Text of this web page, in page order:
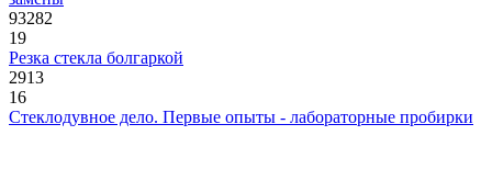
93282
19
Резка стекла болгаркой
2913
16
Стеклодувное дело. Первые опыты - лабораторные пробирки